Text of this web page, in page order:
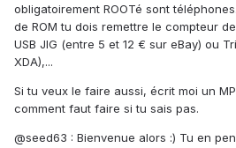
obligatoirement ROOTé sont
de ROM tu dois remettre le compteur
USB JIG (entre 5 et 12 € sur eBay) ou
XDA),...
Si tu veux le faire aussi, écrit moi un
comment faut faire si tu sais pas.
@seed63 : Bienvenue alors :) Tu en